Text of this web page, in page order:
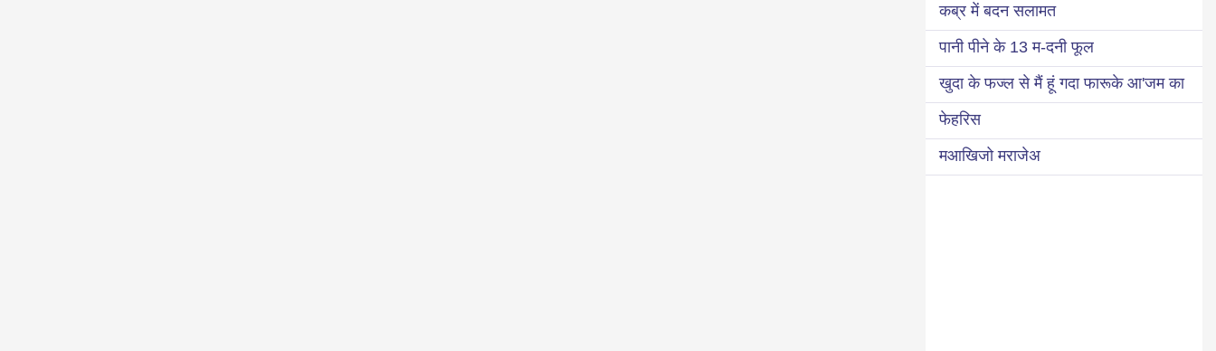
कब्र में बदन सलामत
पानी पीने के 13 म-दनी फूल
खुदा के फज्ल से मैं हूं गदा फारूके आ'जम का
फेहरिस
मआखिजो मराजेअ